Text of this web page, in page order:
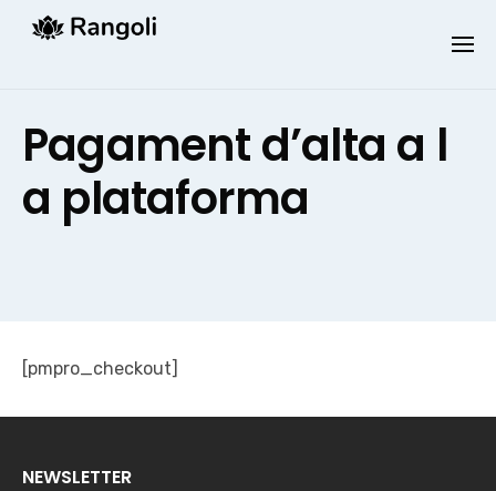
Pagament d’alta a l
a plataforma
[pmpro_checkout]
NEWSLETTER